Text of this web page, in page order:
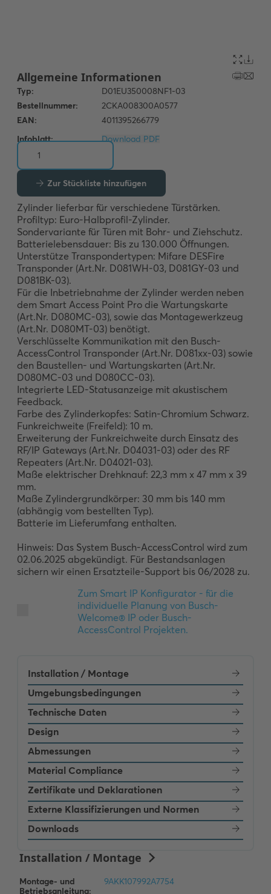
Infoblatt: Download PDF
Zur Stückliste hinzufügen
Zylinder lieferbar für verschiedene Türstärken.
Profiltyp: Euro-Halbprofil-Zylinder.
Sondervariante für Türen mit Bohr- und Ziehschutz.
Batterielebensdauer: Bis zu 130.000 Öffnungen.
Unterstütze Transpondertypen: Mifare DESFire
Transponder (Art.Nr. D081WH-03, D081GY-03 und
D081BK-03).
Für die Inbetriebnahme der Zylinder werden neben
dem Smart Access Point Pro die Wartungskarte
(Art.Nr. D080MC-03), sowie das Montagewerkzeug
(Art.Nr. D080MT-03) benötigt.
Verschlüsselte Kommunikation mit den Busch-
AccessControl Transponder (Art.Nr. D081xx-03) sowie
den Baustellen- und Wartungskarten (Art.Nr.
D080MC-03 und D080CC-03).
Integrierte LED-Statusanzeige mit akustischem
Feedback.
Farbe des Zylinderkopfes: Satin-Chromium Schwarz.
Funkreichweite (Freifeld): 10 m.
Erweiterung der Funkreichweite durch Einsatz des
RF/IP Gateways (Art.Nr. D04031-03) oder des RF
Repeaters (Art.Nr. D04021-03).
Maße elektrischer Drehknauf: 22,3 mm x 47 mm x 39
mm.
Maße Zylindergrundkörper: 30 mm bis 140 mm
(abhängig vom bestellten Typ).
Batterie im Lieferumfang enthalten.
Hinweis: Das System Busch-AccessControl wird zum
02.06.2025 abgekündigt. Für Bestandsanlagen
sichern wir einen Ersatzteile-Support bis 06/2028 zu.
Installation / Montage
Umgebungsbedingungen
Technische Daten
Design
Abmessungen
Material Compliance
Zertifikate und Deklarationen
Externe Klassifizierungen und Normen
Downloads